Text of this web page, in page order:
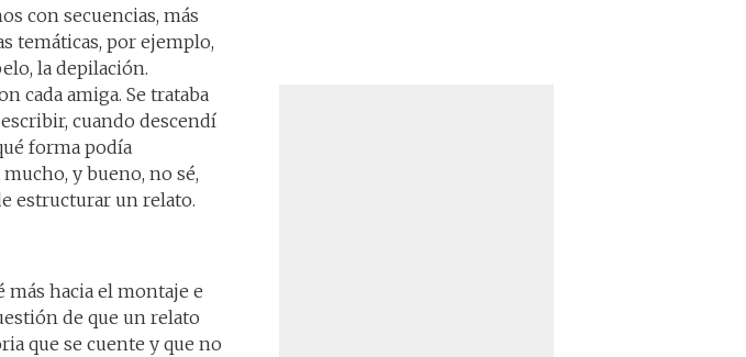
con secuencias, más
temáticas, por ejemplo,
la depilación.
cada amiga. Se trataba
cuando descendí
forma podía
y bueno, no sé,
estructurar un relato.
hacia el montaje e
de que un relato
que se cuente y que no